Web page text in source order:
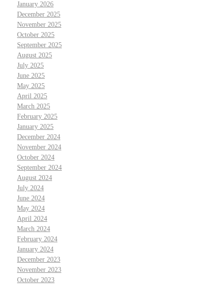
January 2026
December 2025
November 2025
October 2025
September 2025
August 2025
July 2025
June 2025
May 2025
April 2025
March 2025
February 2025
January 2025
December 2024
November 2024
October 2024
September 2024
August 2024
July 2024
June 2024
May 2024
April 2024
March 2024
February 2024
January 2024
December 2023
November 2023
October 2023